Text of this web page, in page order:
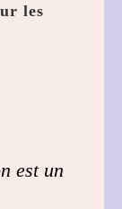
les
est un